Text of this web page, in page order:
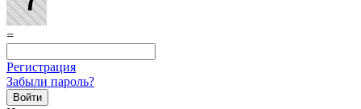
=
Регистрация
Забыли пароль?